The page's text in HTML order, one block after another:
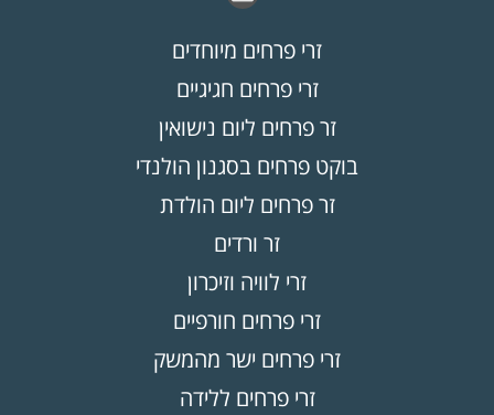
זרי פרחים מיוחדים
זרי פרחים חגיגיים
זר פרחים ליום נישואין
בוקט פרחים בסגנון הולנדי
זר פרחים ליום הולדת
זר ורדים
זרי לוויה וזיכרון
זרי פרחים חורפיים
זרי פרחים ישר מהמשק
זרי פרחים ללידה